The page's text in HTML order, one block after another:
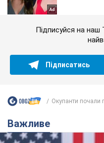
Підписуйся на наш
Підписатись
Окупанти почали
Важливе